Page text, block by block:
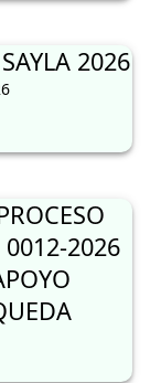
2026
0012-2026